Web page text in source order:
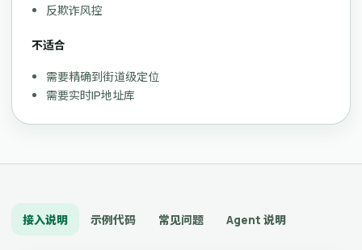
反欺诈风控
不适合
需要精确到街道级定位
需要实时IP地址库
接入说明 示例代码 常见问题 Agent 说明